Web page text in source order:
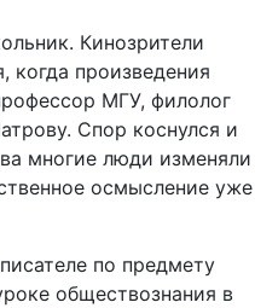
Кинозрители
когда произведения
МГУ, филолог
Спор коснулся и
многие люди изменяли
осмысление уже
по предмету
обществознания в